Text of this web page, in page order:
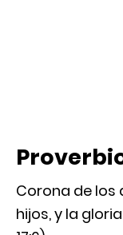
Corona de los
hijos, y la